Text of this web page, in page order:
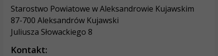
Starostwo Powiatowe w Aleksandrowie Kujawskim
87-700 Aleksandrów Kujawski
Juliusza Słowackiego 8
Kontakt: